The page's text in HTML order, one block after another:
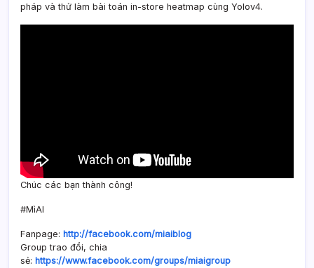
pháp và thử làm bài toán in-store heatmap cùng Yolov4.
Chúc các bạn thành công!
#MìAI
Fanpage: http://facebook.com/miaiblog
Group trao đổi, chia
sẻ: https://www.facebook.com/groups/miaigroup